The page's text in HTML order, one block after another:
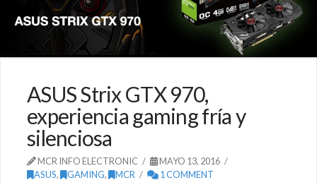
ASUS Strix GTX 970,
experiencia gaming fría y
silenciosa
MCR INFO ELECTRONIC
MAYO 13, 2016
ASUS, GAMING, MCR 1 COMMENT